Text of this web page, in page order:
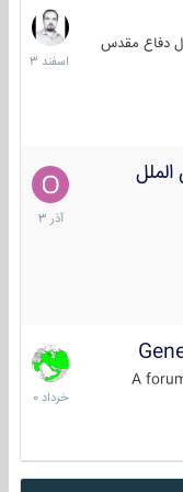
مقدس
20
اسفند
1403
21
آذر
1403
A
10
خرداد
1400